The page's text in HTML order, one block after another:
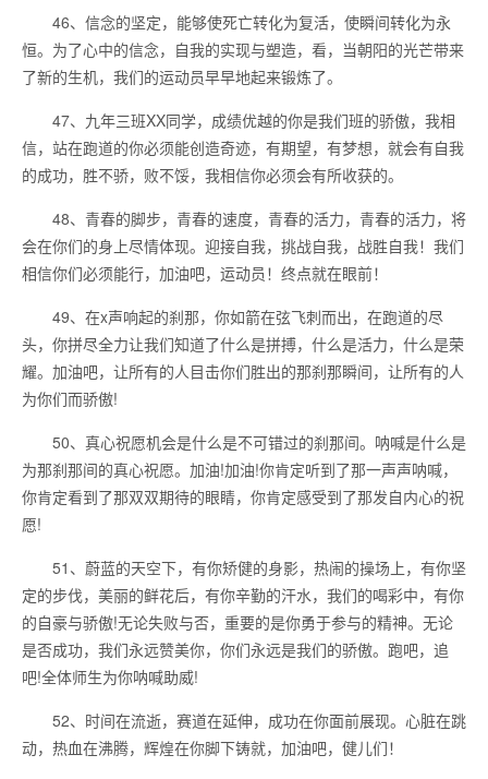
46、信念的坚定，能够使死亡转化为复活，使瞬间转化为永
恒。为了心中的信念，自我的实现与塑造，看，当朝阳的光芒带来
了新的生机，我们的运动员早早地起来锻炼了。
47、九年三班XX同学，成绩优越的你是我们班的骄傲，我相
信，站在跑道的你必须能创造奇迹，有期望，有梦想，就会有自我
的成功，胜不骄，败不馁，我相信你必须会有所收获的。
48、青春的脚步，青春的速度，青春的活力，青春的活力，将
会在你们的身上尽情体现。迎接自我，挑战自我，战胜自我！我们
相信你们必须能行，加油吧，运动员！终点就在眼前！
49、在x声响起的刹那，你如箭在弦飞刺而出，在跑道的尽
头，你拼尽全力让我们知道了什么是拼搏，什么是活力，什么是荣
耀。加油吧，让所有的人目击你们胜出的那刹那瞬间，让所有的人
为你们而骄傲!
50、真心祝愿机会是什么是不可错过的刹那间。呐喊是什么是
为那刹那间的真心祝愿。加油!加油!你肯定听到了那一声声呐喊，
你肯定看到了那双双期待的眼睛，你肯定感受到了那发自内心的祝
愿!
51、蔚蓝的天空下，有你矫健的身影，热闹的操场上，有你坚
定的步伐，美丽的鲜花后，有你辛勤的汗水，我们的喝彩中，有你
的自豪与骄傲!无论失败与否，重要的是你勇于参与的精神。无论
是否成功，我们永远赞美你，你们永远是我们的骄傲。跑吧，追
吧!全体师生为你呐喊助威!
52、时间在流逝，赛道在延伸，成功在你面前展现。心脏在跳
动，热血在沸腾，辉煌在你脚下铸就，加油吧，健儿们！